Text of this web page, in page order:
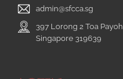
admin@sfcca.sg
397 Lorong 2 Toa Payoh
Singapore 319639